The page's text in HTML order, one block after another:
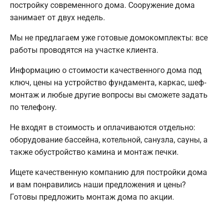
постройку современного дома. Сооружение дома
занимает от двух недель.
Мы не предлагаем уже готовые домокомплекты: все
работы проводятся на участке клиента.
Информацию о стоимости качественного дома под
ключ, цены на устройство фундамента, каркас, шеф-
монтаж и любые другие вопросы вы сможете задать
по телефону.
Не входят в стоимость и оплачиваются отдельно:
оборудование бассейна, котельной, санузла, сауны, а
также обустройство камина и монтаж печки.
Ищете качественную компанию для постройки дома
и вам понравились наши предложения и цены?
Готовы предложить монтаж дома по акции.